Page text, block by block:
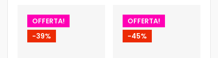
OFFERTA!
-39%
OFFERTA!
-45%